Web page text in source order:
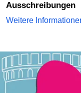
Ausschreibungen
Weitere